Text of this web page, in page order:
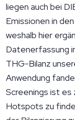
liegen auch bei
Emissionen in
weshalb hier
Datenerfassung
THG-Bilanz
Anwendung
Screenings ist es
Hotspots zu